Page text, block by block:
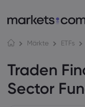
Märkte ETFs
Traden
Sector